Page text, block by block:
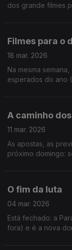
dos grande filmes
Filmes para o
18 mar. 2026
Na mesma
esperados do ano
A caminho
11 mar. 2026
As apostas, as
próximo domingo:
O fim da luta
04 mar. 2026
Está fechado: a
fora) e é a nova